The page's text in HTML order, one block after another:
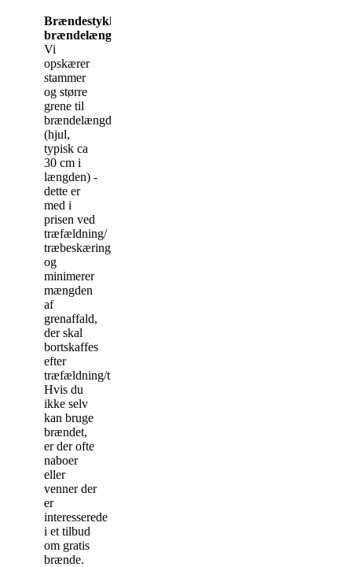
Brændestykker/
brændelængder
Vi
opskærer
stammer
og større
grene til
brændelængder
(hjul,
typisk ca
30 cm i
længden) -
dette er
med i
prisen ved
træfældning/
træbeskæring,
og
minimerer
mængden
af
grenaffald,
der skal
bortskaffes
efter
træfældning/træbeskæring.
Hvis du
ikke selv
kan bruge
brændet,
er der ofte
naboer
eller
venner der
er
interesserede
i et tilbud
om gratis
brænde.